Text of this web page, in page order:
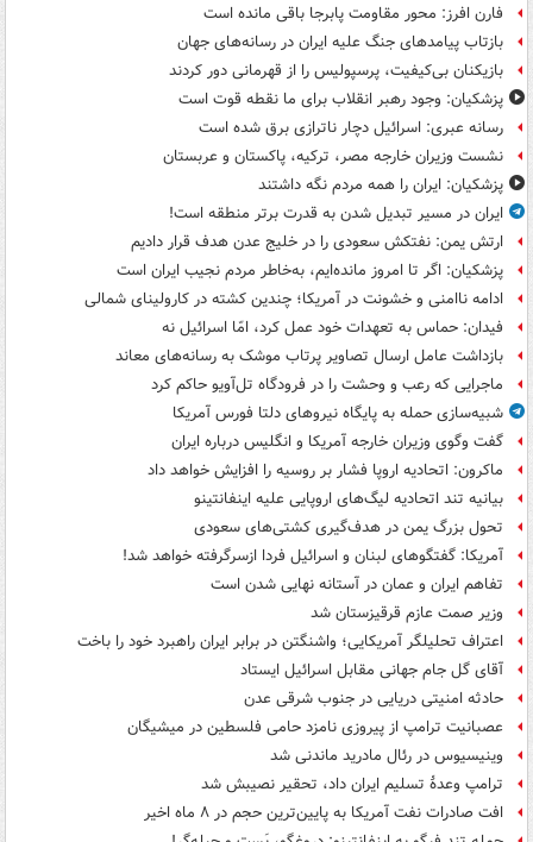
فارن افرز: محور مقاومت پابرجا باقی مانده است
بازتاب پیامدهای جنگ علیه ایران در رسانه‌های جهان
بازیکنان بی‌کیفیت، پرسپولیس را از قهرمانی دور کردند
پزشکیان: وجود رهبر انقلاب برای ما نقطه قوت است
رسانه عبری: اسرائیل دچار ناترازی برق شده است
نشست وزیران خارجه مصر، ترکیه، پاکستان و عربستان
پزشکیان: ایران را همه مردم نگه داشتند
ایران در مسیر تبدیل شدن به قدرت برتر منطقه است!
ارتش یمن: نفتکش سعودی را در خلیج عدن هدف قرار دادیم
پزشکیان: اگر تا امروز مانده‌ایم، به‌خاطر مردم نجیب ایران است
ادامه ناامنی و خشونت در آمریکا؛ چندین کشته در کارولینای شمالی
فیدان: حماس به تعهدات خود عمل کرد، امّا اسرائیل نه
بازداشت عامل ارسال تصاویر پرتاب موشک به رسانه‌های معاند
ماجرایی که رعب و وحشت را در فرودگاه تل‌آویو حاکم کرد
شبیه‌سازی حمله به پایگاه نیروهای دلتا فورس آمریکا
گفت وگوی وزیران خارجه آمریکا و انگلیس درباره ایران
ماکرون: اتحادیه اروپا فشار بر روسیه را افزایش خواهد داد
بیانیه تند اتحادیه لیگ‌های اروپایی علیه اینفانتینو
تحول بزرگ یمن در هدف‌گیری کشتی‌های سعودی
آمریکا: گفتگوهای لبنان و اسرائیل فردا ازسرگرفته خواهد شد!
تفاهم ایران و عمان در آستانه نهایی شدن است
وزیر صمت عازم قرقیزستان شد
اعتراف تحلیلگر آمریکایی؛ واشنگتن در برابر ایران راهبرد خود را باخت
آقای گل جام جهانی مقابل اسرائیل ایستاد
حادثه امنیتی دریایی در جنوب شرقی عدن
عصبانیت ترامپ از پیروزی نامزد حامی فلسطین در میشیگان
وینیسیوس در رئال مادرید ماندنی شد
ترامپ وعدۀ تسلیم ایران داد، تحقیر نصیبش شد
افت صادرات نفت آمریکا به پایین‌ترین حجم در ۸ ماه اخیر